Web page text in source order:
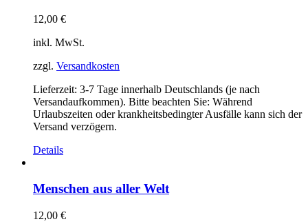
12,00 €
inkl. MwSt.
zzgl. Versandkosten
Lieferzeit: 3-7 Tage innerhalb Deutschlands (je nach
Versandaufkommen). Bitte beachten Sie: Während
Urlaubszeiten oder krankheitsbedingter Ausfälle kann sich der
Versand verzögern.
Details
Menschen aus aller Welt
12,00 €